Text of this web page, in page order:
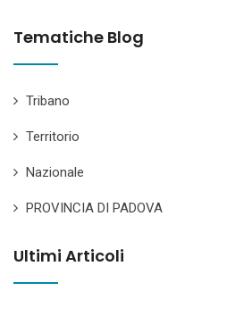
Tematiche Blog
Tribano
Territorio
Nazionale
PROVINCIA DI PADOVA
Ultimi Articoli